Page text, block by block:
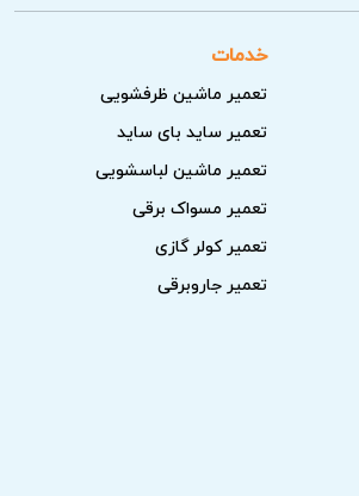
خدمات
تعمیر ماشین ظرفشویی
تعمیر ساید بای ساید
تعمیر ماشین لباسشویی
تعمیر مسواک برقی
تعمیر کولر گازی
تعمیر جاروبرقی